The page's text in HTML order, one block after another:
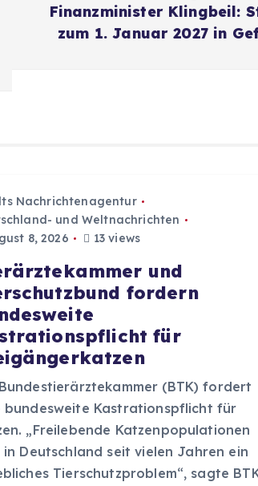
Finanzminister Klingbeil:
zum 1. Januar 2027 in
Nachrichtenagentur
und Weltnachrichten
8, 2026
13 views
und
fordern
für
(BTK) fordert
bundesweite Kastrationspflicht für
„Freilebende Katzenpopulationen
in Deutschland seit vielen Jahren ein
Tierschutzproblem“, sagte